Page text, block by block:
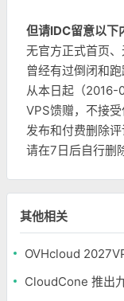
但请IDC留意以下
无官方正式首页、
曾经有过倒闭和
从本日起（2016-
VPS馈赠，不接
发布和付费删除评
请在7日后自行删
其他相关
OVHcloud
CloudCone 推出